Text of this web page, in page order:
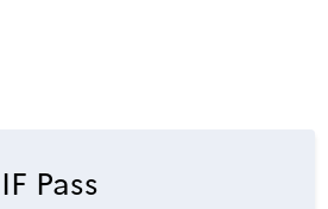
Pass